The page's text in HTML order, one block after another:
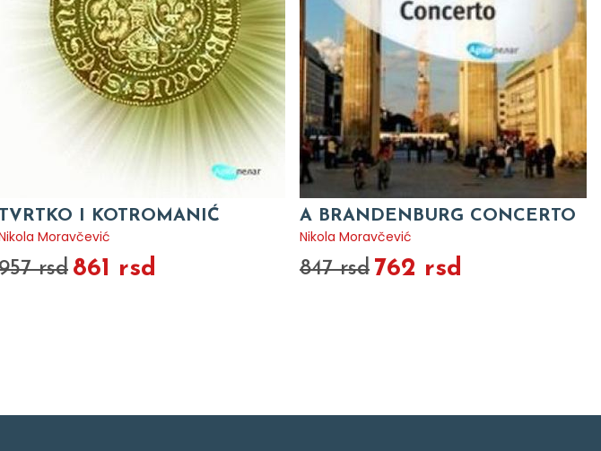
TVRTKO I KOTROMANIĆ
Moravčević
rsd 861 rsd
A BRANDENBURG CONCERTO
Nikola Moravčević
847 rsd 762 rsd